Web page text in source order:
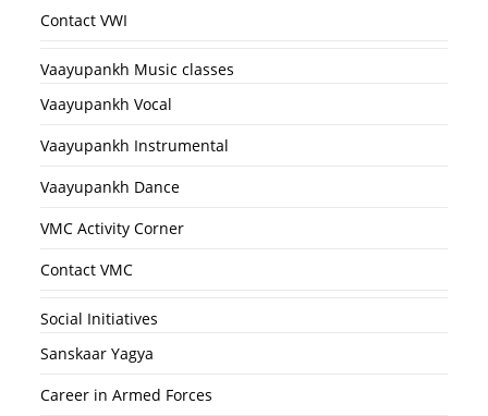
Contact VWI
Vaayupankh Music classes
Vaayupankh Vocal
Vaayupankh Instrumental
Vaayupankh Dance
VMC Activity Corner
Contact VMC
Social Initiatives
Sanskaar Yagya
Career in Armed Forces